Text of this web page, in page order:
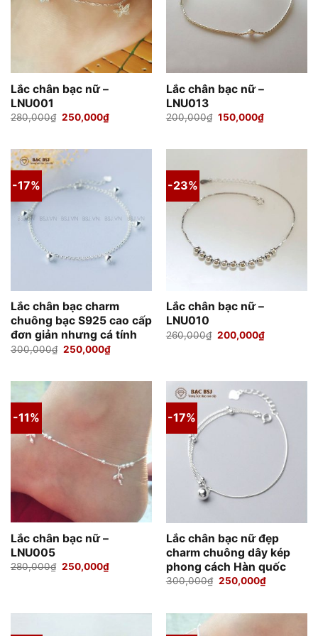
Lắc chân bạc nữ –
LNU001
280,000₫ Giá
250,000₫Giá
hiện
Lắc chân bạc nữ –
LNU013
200,000₫ Giá
150,000₫Giá
hiện
-17%
Lắc chân bạc charm
chuông bạc S925 cao cấp
đơn giản nhưng cá tính
300,000₫ Giá
250,000₫Giá
hiện
-23%
Lắc chân bạc nữ –
LNU010
260,000₫ Giá
200,000₫Giá
hiện
-11%
Lắc chân bạc nữ –
LNU005
280,000₫ Giá
250,000₫Giá
hiện
-17%
Lắc chân bạc nữ đẹp
charm chuông dây kép
phong cách Hàn quốc
300,000₫ Giá
250,000₫Giá
hiện
250,000₫.